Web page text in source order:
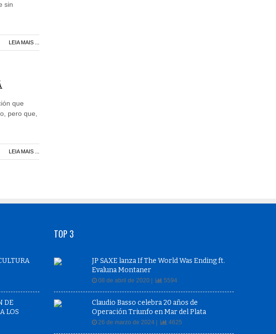
sin
LEIA MAIS ...
que
pero que,
LEIA MAIS ...
DE
LOS
TOP 3
JP SAXE lanza If The World Was Ending ft.
Evaluna Montaner
08 de abril de 2020 | 5594
Claudio Basso celebra 20 años de
Operación Triunfo en Mar del Plata
26 de marzo de 2024 | 4625